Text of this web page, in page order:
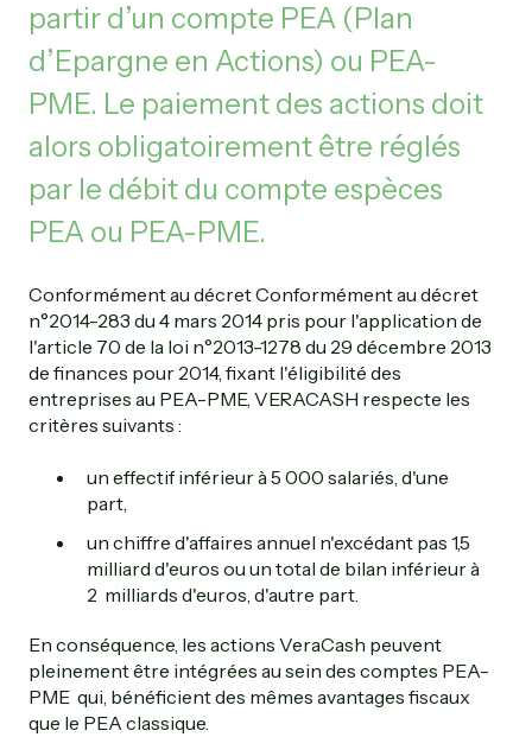
partir d’un compte PEA (Plan
d’Epargne en Actions) ou PEA-
PME. Le paiement des actions doit
alors obligatoirement être réglés
par le débit du compte espèces
PEA ou PEA-PME.
Conformément au décret Conformément au décret
n°2014-283 du 4 mars 2014 pris pour l'application de
l'article 70 de la loi n°2013-1278 du 29 décembre 2013
de finances pour 2014, fixant l'éligibilité des
entreprises au PEA-PME, VERACASH respecte les
critères suivants :
un effectif inférieur à 5 000 salariés, d'une
part,
un chiffre d'affaires annuel n'excédant pas 1,5
milliard d'euros ou un total de bilan inférieur à
2 milliards d'euros, d'autre part.
En conséquence, les actions VeraCash peuvent
pleinement être intégrées au sein des comptes PEA-
PME qui, bénéficient des mêmes avantages fiscaux
que le PEA classique.